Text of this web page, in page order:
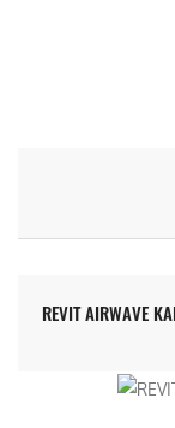
REVIT AIRWAVE